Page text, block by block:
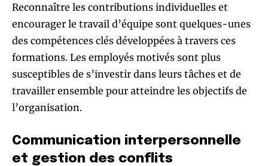
Reconnaître les contributions individuelles et
encourager le travail d’équipe sont quelques-unes
des compétences clés développées à travers ces
formations. Les employés motivés sont plus
susceptibles de s’investir dans leurs tâches et de
travailler ensemble pour atteindre les objectifs de
l’organisation.
Communication interpersonnelle
et gestion des conflits